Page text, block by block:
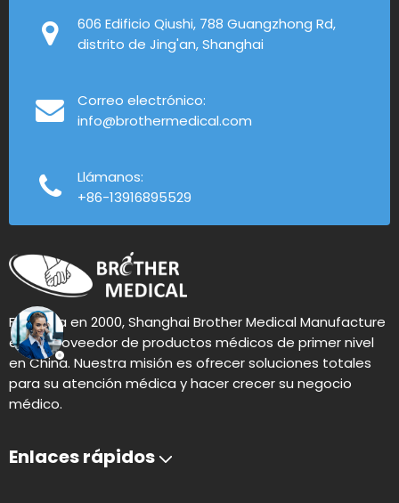
606 Edificio Qiushi, 788 Guangzhong Rd,
distrito de Jing'an, Shanghai
Correo electrónico:
info@brothermedical.com
Llámanos:
+86-13916895529
Fundada en 2000, Shanghai Brother Medical Manufacture
es un proveedor de productos médicos de primer nivel
en China. Nuestra misión es ofrecer soluciones totales
para su atención médica y hacer crecer su negocio
médico.
Enlaces rápidos